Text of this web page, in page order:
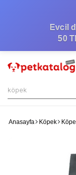
Evcil
50
Anasayfa Köpek